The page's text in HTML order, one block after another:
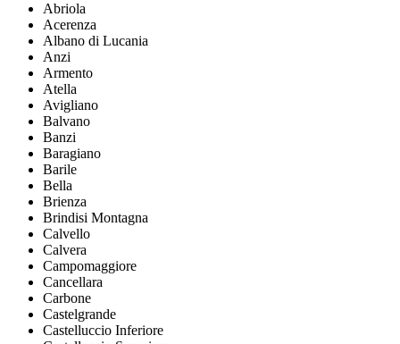
Abriola
Acerenza
Albano di Lucania
Anzi
Armento
Atella
Avigliano
Balvano
Banzi
Baragiano
Barile
Bella
Brienza
Brindisi Montagna
Calvello
Calvera
Campomaggiore
Cancellara
Carbone
Castelgrande
Castelluccio Inferiore